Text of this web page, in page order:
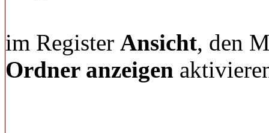
im Register Ansicht, den
Ordner anzeigen